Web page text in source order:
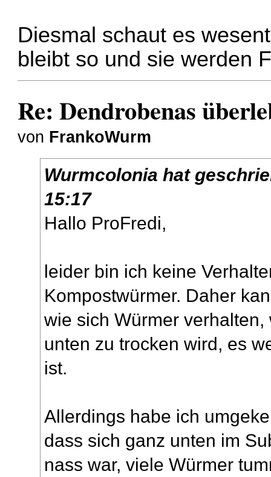
Diesmal schaut es
bleibt so und sie werden
Re: Dendrobenas
von FrankoWurm
Wurmcolonia hat
15:17
Hallo ProFredi,
leider bin ich keine
Kompostwürmer. Daher
wie sich Würmer
unten zu trocken wird, es
ist.
Allerdings habe ich
dass sich ganz unten im
nass war, viele Würmer